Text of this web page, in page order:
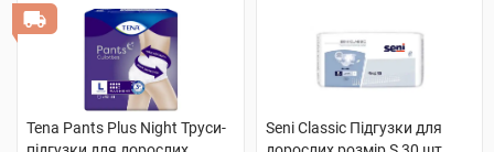
Tena Pants Plus Night Труси-
Seni Classic Підгузки для